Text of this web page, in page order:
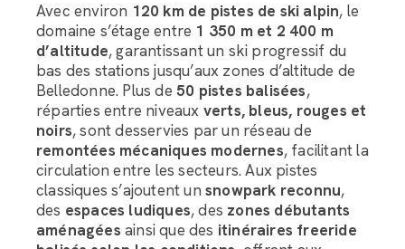
Avec environ 120 km de pistes de ski alpin, le
domaine s’étage entre 1 350 m et 2 400 m
d’altitude, garantissant un ski progressif du
bas des stations jusqu’aux zones d’altitude de
Belledonne. Plus de 50 pistes balisées,
réparties entre niveaux verts, bleus, rouges et
noirs, sont desservies par un réseau de
remontées mécaniques modernes, facilitant la
circulation entre les secteurs. Aux pistes
classiques s’ajoutent un snowpark reconnu,
des espaces ludiques, des zones débutants
aménagées ainsi que des itinéraires freeride